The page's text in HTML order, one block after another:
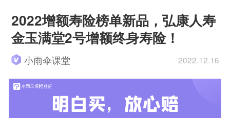
2022增额寿险榜单新品，弘康人寿
金玉满堂2号增额终身寿险！
小雨伞课堂 2022.12.16